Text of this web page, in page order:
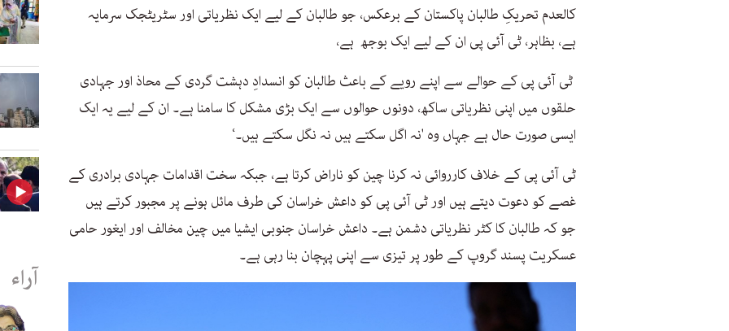
کالعدم تحریکِ طالبان پاکستان کے برعکس، جو طالبان کے لیے ایک نظریاتی اور سٹریٹجک سرمایہ
ہے، بظاہر، ٹی آئی پی ان کے لیے ایک بوجھ ہے،
ٹی آئی پی کے حوالے سے اپنے رویے کے باعث طالبان کو انسدادِ دہشت گردی کے محاذ اور جہادی
حلقوں میں اپنی نظریاتی ساکھ، دونوں حوالوں سے ایک بڑی مشکل کا سامنا ہے۔ ان کے لیے یہ ایک
ایسی صورت حال ہے جہاں وہ 'نہ اگل سکتے ہیں نہ نگل سکتے ہیں۔‘
ٹی آئی پی کے خلاف کارروائی نہ کرنا چین کو ناراض کرتا ہے، جبکہ سخت اقدامات جہادی برادری کے
غصے کو دعوت دیتے ہیں اور ٹی آئی پی کو داعش خراسان کی طرف مائل ہونے پر مجبور کرتے ہیں
جو کہ طالبان کا کٹر نظریاتی دشمن ہے۔ داعش خراسان جنوبی ایشیا میں چین مخالف اور ایغور حامی
عسکریت پسند گروپ کے طور پر تیزی سے اپنی پہچان بنا رہی ہے۔
آراء